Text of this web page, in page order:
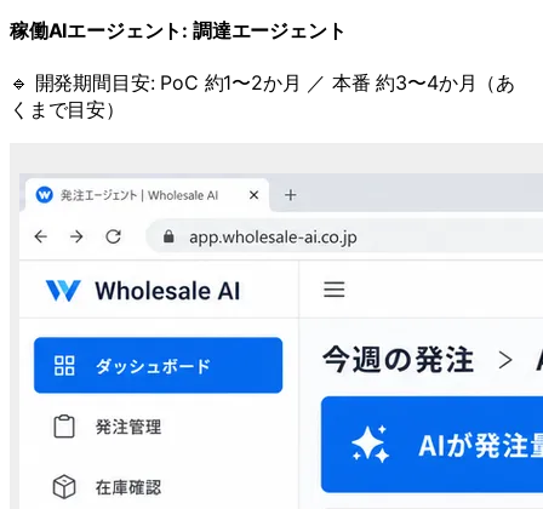
稼働AIエージェント: 調達エージェント
🔹 開発期間目安: PoC 約1〜2か月 ／ 本番 約3〜4か月（あ
くまで目安）